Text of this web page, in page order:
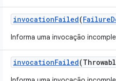
invocationFailed(Failure
Informa uma invocação
invocationFailed